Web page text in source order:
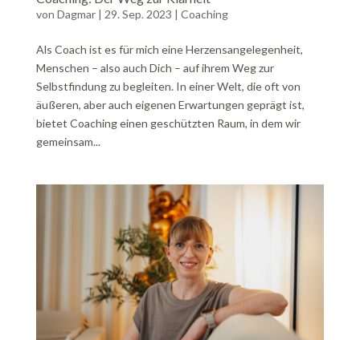
von Dagmar| 29. Sep. 2023 | Coaching
Als Coach ist es für mich eine Herzensangelegenheit,
Menschen – also auch Dich – auf ihrem Weg zur
Selbstfindung zu begleiten. In einer Welt, die oft von
äußeren, aber auch eigenen Erwartungen geprägt ist,
bietet Coaching einen geschützten Raum, in dem wir
gemeinsam...